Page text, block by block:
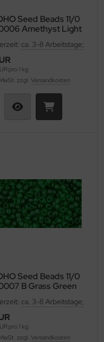
Seed Beads 11/0
Amethyst Light
ca. 3-8 Arbeitstage;
pro 1 kg
zzgl. Versandkosten
Seed Beads 11/0
B Grass Green
ca. 3-8 Arbeitstage;
pro 1 kg
MwSt. zzgl. Versandkosten